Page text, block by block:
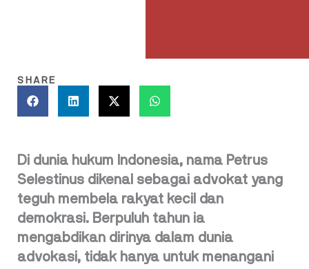
SHARE
Di dunia hukum Indonesia, nama Petrus
Selestinus dikenal sebagai advokat yang
teguh membela rakyat kecil dan
demokrasi. Berpuluh tahun ia
mengabdikan dirinya dalam dunia
advokasi, tidak hanya untuk menangani